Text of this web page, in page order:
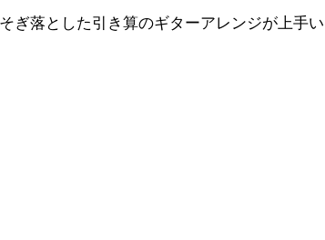
ぎ落とした引き算のギターアレンジが上手い